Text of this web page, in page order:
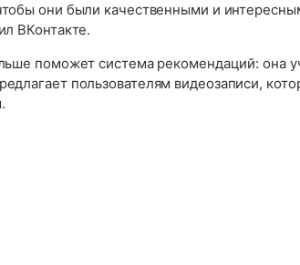
они были качественными и
ВКонтакте.
поможет система рекомендаций: она
пользователям видеозаписи,